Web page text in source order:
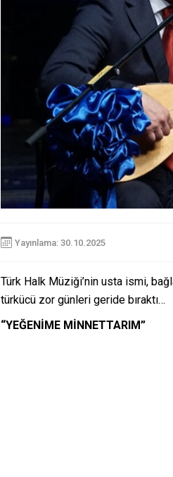
Yayınlama: 30.10.2025
Türk Halk Müziği’nin usta ismi,
türkücü zor günleri geride bıraktı…
“YEĞENİME MİNNETTARIM”